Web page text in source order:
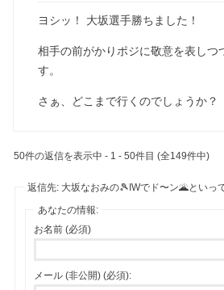
ヨシッ！ 大坂選手勝ちました！
相手の前がかりポジに敬意を表しつ
す。
さぁ、どこまで行くのでしょうか？
50件の返信を表示中 - 1 - 50件目 (全149件中)
返信先: 大坂なおみの🎾IWでド〜ン🌋といっ
あなたの情報:
お名前 (必須)
メール (非公開) (必須):